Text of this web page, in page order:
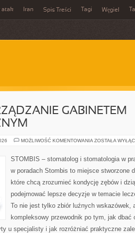
atak Iran Spis Treści Tagi Węgiel
GABINETEM
MOŻLIWOŚĆ KOMENTOWANIA MARKETING
GABINETEM
ZOSTAŁA
STOMBIS – stomatolog i stomatologia w
w poradach Stombis to miejsce stworzone
które chcą zrozumieć kondycję zębów i
podejmować lepsze decyzje w temacie
To nie jest tylko zbiór luźnych wskazówek,
kompleksowy przewodnik po tym, jak dbać
u specjalisty i jak rozróżniać praktyczne